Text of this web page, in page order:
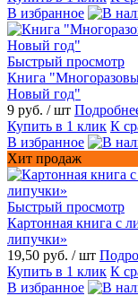
В избранное
Быстрый просмотр
Книга
Новый год"
9 руб. / шт
Купить в 1 клик К
В избранное
Хит продаж
Быстрый просмотр
Картонная книга с
липучки»
19,50 руб. / шт
Купить в 1 клик К
В избранное